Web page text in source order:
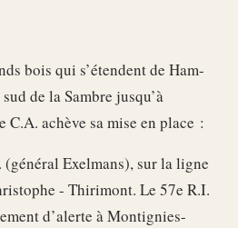
bois qui s’étendent de Ham-
de la Sambre jusqu’à
C.A. achève sa mise en place :
Exelmans), sur la ligne
- Thirimont. Le 57e R.I.
d’alerte à Montignies-